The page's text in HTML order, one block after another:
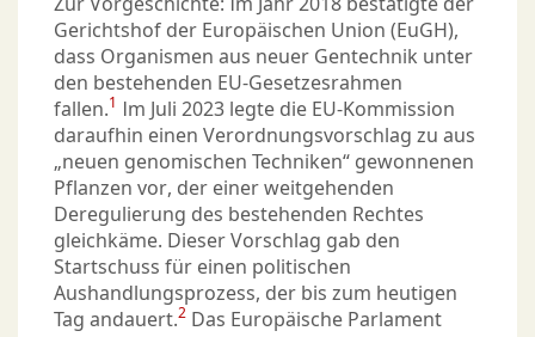
Gerichtshof der Europäischen Union (EuGH),
dass Organismen aus neuer Gentechnik unter
den bestehenden EU-Gesetzesrahmen
fallen.1 Im Juli 2023 legte die EU-Kommission
daraufhin einen Verordnungsvorschlag zu aus
„neuen genomischen Techniken“ gewonnenen
Pflanzen vor, der einer weitgehenden
Deregulierung des bestehenden Rechtes
gleichkäme. Dieser Vorschlag gab den
Startschuss für einen politischen
Aushandlungsprozess, der bis zum heutigen
Tag andauert.2 Das Europäische Parlament